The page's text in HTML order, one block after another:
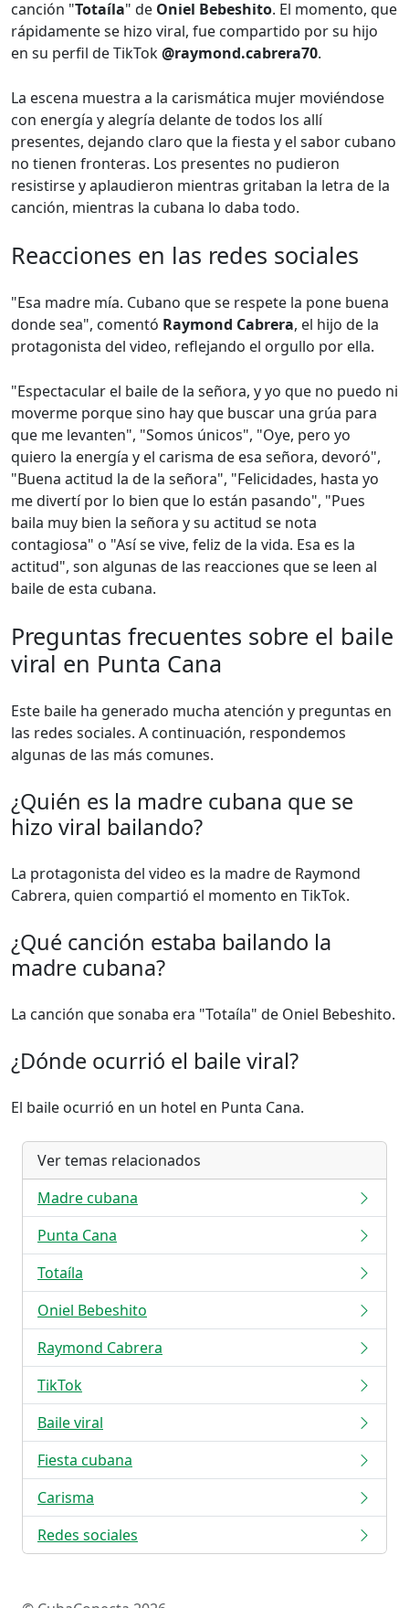
canción "Totaíla" de Oniel Bebeshito. El momento, que
rápidamente se hizo viral, fue compartido por su hijo
en su perfil de TikTok@raymond.cabrera70.
La escena muestra a la carismática mujer moviéndose
con energía y alegría delante de todos los allí
presentes, dejando claro que la fiesta y el sabor cubano
no tienen fronteras. Los presentes no pudieron
resistirse y aplaudieron mientras gritaban la letra de la
canción, mientras la cubana lo daba todo.
Reacciones en las redes sociales
"Esa madre mía. Cubano que se respete la pone buena
donde sea", comentó Raymond Cabrera, el hijo de la
protagonista del video, reflejando el orgullo por ella.
"Espectacular el baile de la señora, y yo que no puedo ni
moverme porque sino hay que buscar una grúa para
que me levanten", "Somos únicos", "Oye, pero yo
quiero la energía y el carisma de esa señora, devoró",
"Buena actitud la de la señora", "Felicidades, hasta yo
me divertí por lo bien que lo están pasando", "Pues
baila muy bien la señora y su actitud se nota
contagiosa" o "Así se vive, feliz de la vida. Esa es la
actitud", son algunas de las reacciones que se leen al
baile de esta cubana.
Preguntas frecuentes sobre el baile
viral en Punta Cana
Este baile ha generado mucha atención y preguntas en
las redes sociales. A continuación, respondemos
algunas de las más comunes.
¿Quién es la madre cubana que se
hizo viral bailando?
La protagonista del video es la madre de Raymond
Cabrera, quien compartió el momento en TikTok.
¿Qué canción estaba bailando la
madre cubana?
La canción que sonaba era "Totaíla" de Oniel Bebeshito.
¿Dónde ocurrió el baile viral?
El baile ocurrió en un hotel en Punta Cana.
Ver temas relacionados
Madre cubana
Punta Cana
Totaíla
Oniel Bebeshito
Raymond Cabrera
TikTok
Baile viral
Fiesta cubana
Carisma
Redes sociales